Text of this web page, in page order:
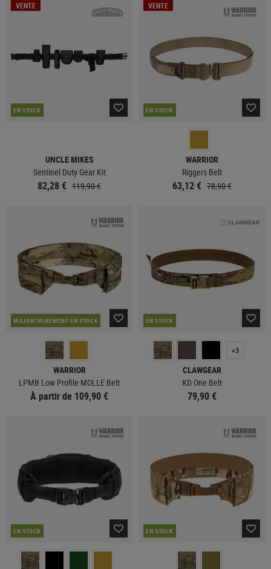
VENTE
EN STOCK
UNCLE MIKES
Sentinel Duty Gear Kit
82,28 € 119,90 €
VENTE
EN STOCK
WARRIOR
Riggers Belt
63,12 € 78,90 €
MAJORITAIREMENT EN STOCK
WARRIOR
LPMB Low Profile MOLLE Belt
À partir de 109,90 €
EN STOCK
+3
CLAWGEAR
KD One Belt
79,90 €
EN STOCK EN STOCK